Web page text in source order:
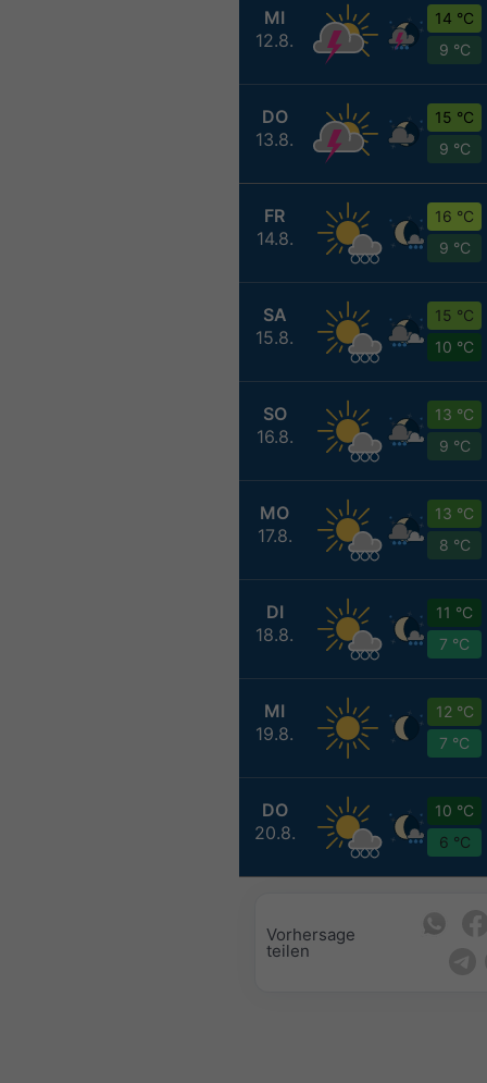
MI
12.8.
14 °C
9 °C
DO
13.8.
15 °C
9 °C
FR
14.8.
16 °C
9 °C
SA
15.8.
15 °C
10 °C
SO
16.8.
13 °C
9 °C
MO
17.8.
13 °C
8 °C
DI
18.8.
11 °C
7 °C
MI
19.8.
12 °C
7 °C
DO
20.8.
10 °C
6 °C
Vorhersage
teilen